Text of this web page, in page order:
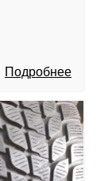
Подробнее